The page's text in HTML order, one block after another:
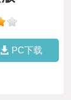
PC下载